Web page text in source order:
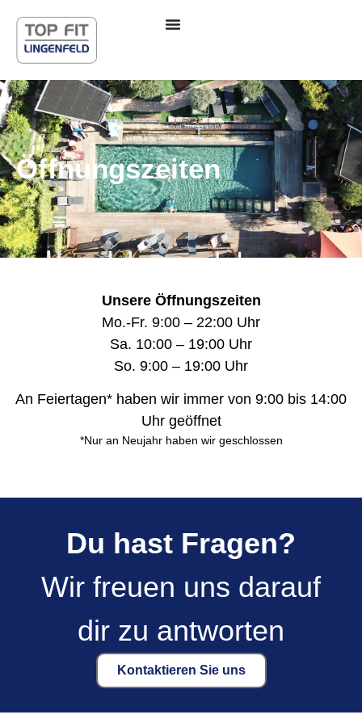
springen
Öffnungszeiten
Unsere Öffnungszeiten
Mo.-Fr. 9:00 – 22:00 Uhr
Sa. 10:00 – 19:00 Uhr
So. 9:00 – 19:00 Uhr
An Feiertagen* haben wir immer von 9:00 bis 14:00
Uhr geöffnet
*Nur an Neujahr haben wir geschlossen
Du hast Fragen?
Wir freuen uns darauf
dir zu antworten
Kontaktieren Sie uns